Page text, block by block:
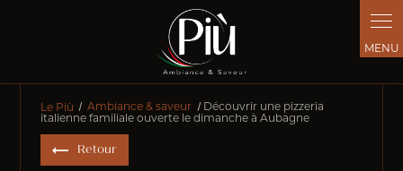
Le Più Ambiance & saveur
Découvrir une pizzeria
italienne familiale ouverte le dimanche à Aubagne
Retour
Panneau de gestion des cookies